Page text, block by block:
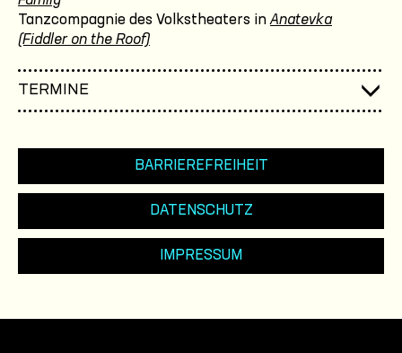
Tanzcompagnie des Volkstheaters in Anatevka
(Fiddler on the Roof)
TERMINE
BARRIEREFREIHEIT
DATENSCHUTZ
IMPRESSUM